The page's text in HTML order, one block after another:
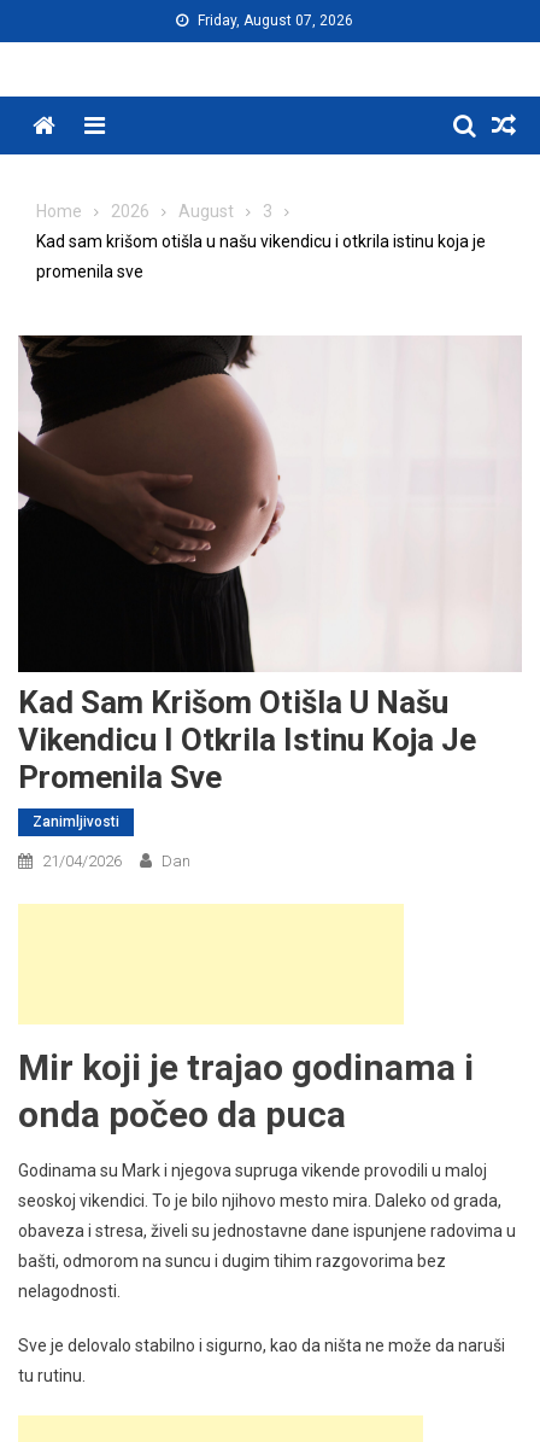
to
Friday, August 07, 2026
Menu
Home 2026 August
3
Kad sam krišom otišla u našu vikendicu i otkrila istinu koja je
promenila sve
Kad Sam Krišom Otišla U Našu
Vikendicu I Otkrila Istinu Koja Je
Promenila Sve
Zanimljivosti
21/04/2026 Dan
Mir koji je trajao godinama i
onda počeo da puca
Godinama su Mark i njegova supruga vikende provodili u maloj
seoskoj vikendici. To je bilo njihovo mesto mira. Daleko od grada,
obaveza i stresa, živeli su jednostavne dane ispunjene radovima u
bašti, odmorom na suncu i dugim tihim razgovorima bez
nelagodnosti.
Sve je delovalo stabilno i sigurno, kao da ništa ne može da naruši
tu rutinu.